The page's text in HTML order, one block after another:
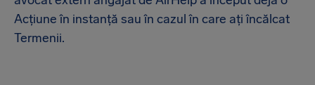
Acțiune în instanță sau în cazul în care ați încălcat
Termenii.